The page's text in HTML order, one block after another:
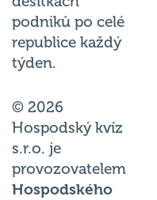
podniků po celé
republice každý
týden.
© 2026
Hospodský kvíz
s.r.o. je
provozovatelem
Hospodského